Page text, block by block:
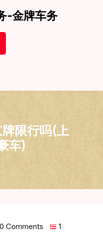
-金牌车务
限行吗(上
车)
0 Comments
1